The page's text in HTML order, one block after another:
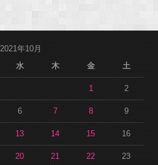
2021年10月
水 木 金 土
1 2
6 7 8 9
13 14 15 16
20 21 22 23